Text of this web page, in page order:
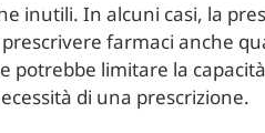
inutili. In alcuni casi, la
farmaci anche
limitare la
di una prescrizione.